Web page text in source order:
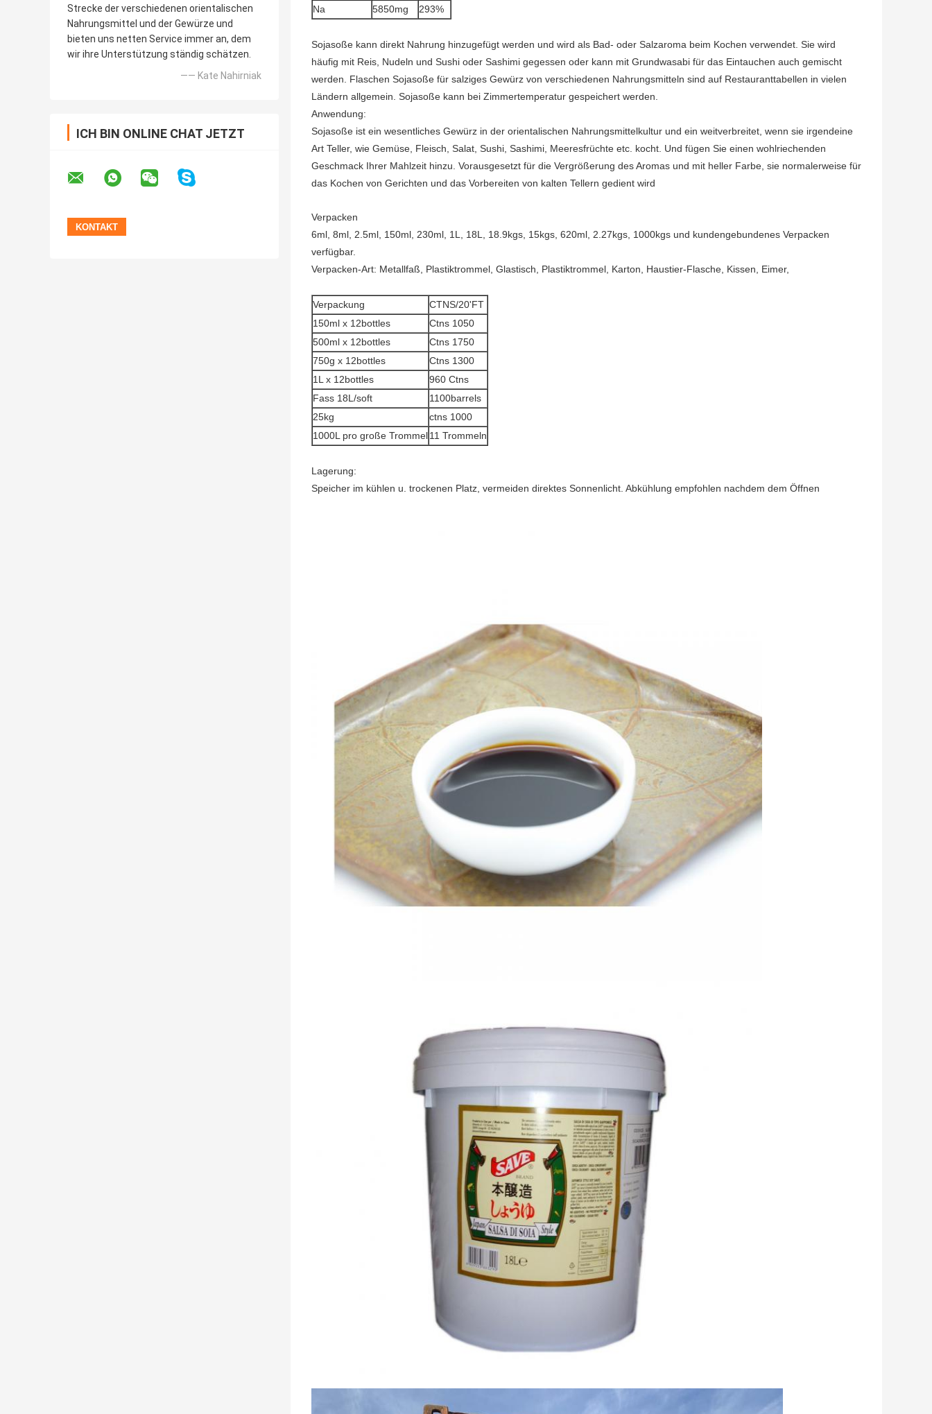
Strecke der verschiedenen orientalischen
Nahrungsmittel und der Gewürze und
bieten uns netten Service immer an, dem
wir ihre Unterstützung ständig schätzen.
—— Kate Nahirniak
ICH BIN ONLINE CHAT JETZT
Na
5850mg 293%
Sojasoße kann direkt Nahrung hinzugefügt werden und wird als Bad- oder Salzaroma beim Kochen verwendet. Sie wird
häufig mit Reis, Nudeln und Sushi oder Sashimi gegessen oder kann mit Grundwasabi für das Eintauchen auch gemischt
werden. Flaschen Sojasoße für salziges Gewürz von verschiedenen Nahrungsmitteln sind auf Restauranttabellen in vielen
Ländern allgemein. Sojasoße kann bei Zimmertemperatur gespeichert werden.
Anwendung:
Sojasoße ist ein wesentliches Gewürz in der orientalischen Nahrungsmittelkultur und ein weitverbreitet, wenn sie irgendeine
Art Teller, wie Gemüse, Fleisch, Salat, Sushi, Sashimi, Meeresfrüchte etc. kocht. Und fügen Sie einen wohlriechenden
Geschmack Ihrer Mahlzeit hinzu. Vorausgesetzt für die Vergrößerung des Aromas und mit heller Farbe, sie normalerweise für
das Kochen von Gerichten und das Vorbereiten von kalten Tellern gedient wird
Verpacken
6ml, 8ml, 2.5ml, 150ml, 230ml, 1L, 18L, 18.9kgs, 15kgs, 620ml, 2.27kgs, 1000kgs und kundengebundenes Verpacken
verfügbar.
Verpacken-Art: Metallfaß, Plastiktrommel, Glastisch, Plastiktrommel, Karton, Haustier-Flasche, Kissen, Eimer,
Verpackung
CTNS/20'FT
150ml x 12bottles
Ctns 1050
500ml x 12bottles
Ctns 1750
750g x 12bottles
Ctns 1300
1L x 12bottles
960 Ctns
Fass 18L/soft
1100barrels
25kg
ctns 1000
1000L pro große Trommel11 Trommeln
Lagerung:
Speicher im kühlen u. trockenen Platz, vermeiden direktes Sonnenlicht. Abkühlung empfohlen nachdem dem Öffnen